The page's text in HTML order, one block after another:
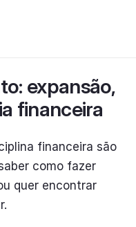
expansão,
financeira
financeira são
como fazer
quer encontrar